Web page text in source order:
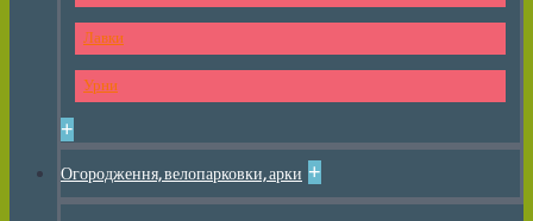
Лавки
Урни
+
Огородження, велопарковки, арки +